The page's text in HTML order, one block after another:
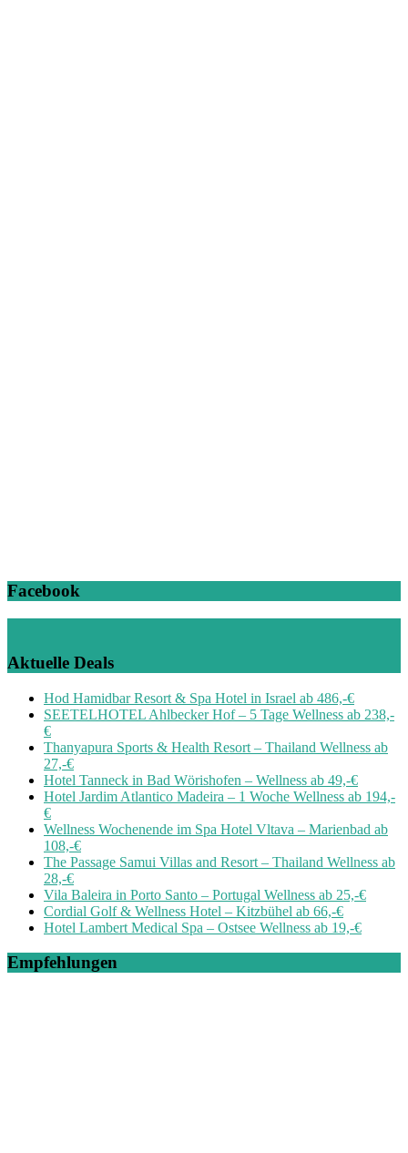
Facebook
Aktuelle Deals
Hod Hamidbar Resort & Spa Hotel in Israel ab 486,-€
SEETELHOTEL Ahlbecker Hof – 5 Tage Wellness ab 238,-
€
Thanyapura Sports & Health Resort – Thailand Wellness ab
27,-€
Hotel Tanneck in Bad Wörishofen – Wellness ab 49,-€
Hotel Jardim Atlantico Madeira – 1 Woche Wellness ab 194,-
€
Wellness Wochenende im Spa Hotel Vltava – Marienbad ab
108,-€
The Passage Samui Villas and Resort – Thailand Wellness ab
28,-€
Vila Baleira in Porto Santo – Portugal Wellness ab 25,-€
Cordial Golf & Wellness Hotel – Kitzbühel ab 66,-€
Hotel Lambert Medical Spa – Ostsee Wellness ab 19,-€
Empfehlungen